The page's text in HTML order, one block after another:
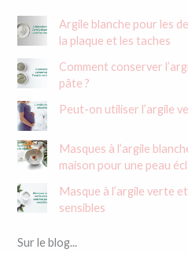
r
c
h
e
r
:
Argile blanche pour les
la plaque et les taches
Comment conserver
pâte ?
Peut-on utiliser l’argile
Masques à l’argile
maison pour une peau
Masque à l’argile verte
sensibles
Sur le blog...